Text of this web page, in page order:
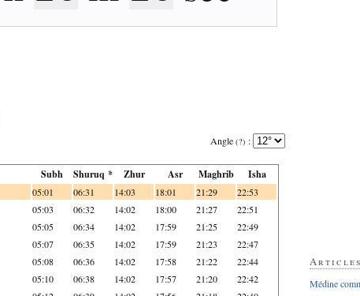
Angle (?) :
Subh Shuruq * Zhur Asr Maghrib Isha
05:01 06:31 14:03 18:01 21:29 22:53
05:03 06:32 14:02 18:00 21:27 22:51
05:05 06:34 14:02 17:59 21:25 22:49
05:07 06:35 14:02 17:59 21:23 22:47
05:08 06:36 14:02 17:58 21:22 22:44
05:10 06:38 14:02 17:57 21:20 22:42
Médine